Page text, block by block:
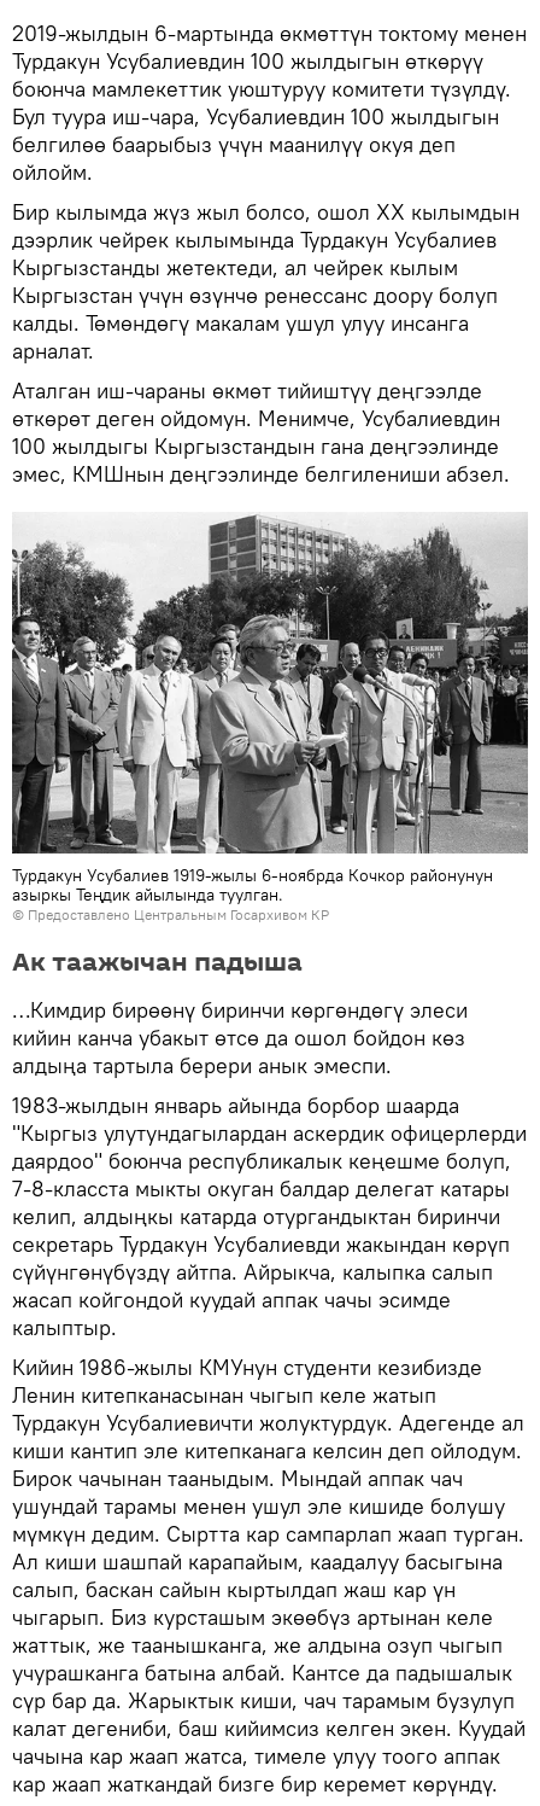
2019-жылдын 6-мартында өкмөттүн токтому менен
Турдакун Усубалиевдин 100 жылдыгын өткөрүү
боюнча мамлекеттик уюштуруу комитети түзүлдү.
Бул туура иш-чара, Усубалиевдин 100 жылдыгын
белгилөө баарыбыз үчүн маанилүү окуя деп
ойлойм.
Бир кылымда жүз жыл болсо, ошол XX кылымдын
дээрлик чейрек кылымында Турдакун Усубалиев
Кыргызстанды жетектеди, ал чейрек кылым
Кыргызстан үчүн өзүнчө ренессанс доору болуп
калды. Төмөндөгү макалам ушул улуу инсанга
арналат.
Аталган иш-чараны өкмөт тийиштүү деңгээлде
өткөрөт деген ойдомун. Менимче, Усубалиевдин
100 жылдыгы Кыргызстандын гана деңгээлинде
эмес, КМШнын деңгээлинде белгилениши абзел.
Турдакун Усубалиев 1919-жылы 6-ноябрда Кочкор районунун
азыркы Теңдик айылында туулган.
© Предоставлено Центральным Госархивом КР
Ак таажычан падыша
…Кимдир бирөөнү биринчи көргөндөгү элеси
кийин канча убакыт өтсө да ошол бойдон көз
алдыңа тартыла берери анык эмеспи.
1983-жылдын январь айында борбор шаарда
"Кыргыз улутундагылардан аскердик офицерлерди
даярдоо" боюнча республикалык кеңешме болуп,
7-8-класста мыкты окуган балдар делегат катары
келип, алдыңкы катарда отургандыктан биринчи
секретарь Турдакун Усубалиевди жакындан көрүп
сүйүнгөнүбүздү айтпа. Айрыкча, калыпка салып
жасап койгондой куудай аппак чачы эсимде
калыптыр.
Кийин 1986-жылы КМУнун студенти кезибизде
Ленин китепканасынан чыгып келе жатып
Турдакун Усубалиевичти жолуктурдук. Адегенде ал
киши кантип эле китепканага келсин деп ойлодум.
Бирок чачынан тааныдым. Мындай аппак чач
ушундай тарамы менен ушул эле кишиде болушу
мүмкүн дедим. Сыртта кар сампарлап жаап турган.
Ал киши шашпай карапайым, каадалуу басыгына
салып, баскан сайын кыртылдап жаш кар үн
чыгарып. Биз курсташым экөөбүз артынан келе
жаттык, же таанышканга, же алдына озуп чыгып
учурашканга батына албай. Кантсе да падышалык
сүр бар да. Жарыктык киши, чач тарамым бузулуп
калат дегениби, баш кийимсиз келген экен. Куудай
чачына кар жаап жатса, тимеле улуу тоого аппак
кар жаап жаткандай бизге бир керемет көрүндү.